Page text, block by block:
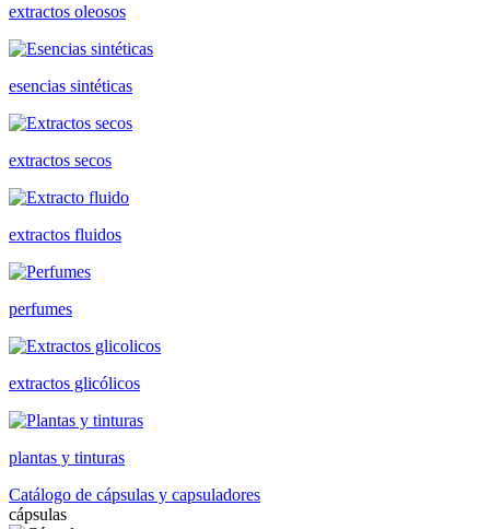
extractos oleosos
esencias sintéticas
extractos secos
extractos fluidos
perfumes
extractos glicólicos
plantas y tinturas
Catálogo de cápsulas y capsuladores
cápsulas